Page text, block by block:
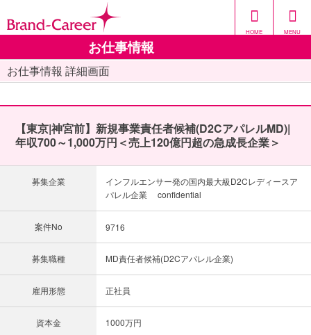
HOME MENU
お仕事情報
お仕事情報 詳細画面
【東京|神宮前】新規事業責任者候補(D2CアパレルMD)|
年収700～1,000万円＜売上120億円超の急成長企業＞
募集企業
インフルエンサー発の国内最大級D2Cレディースア
パレル企業 confidential
案件No 9716
募集職種 MD責任者候補(D2Cアパレル企業)
雇用形態 正社員
資本金 1000万円